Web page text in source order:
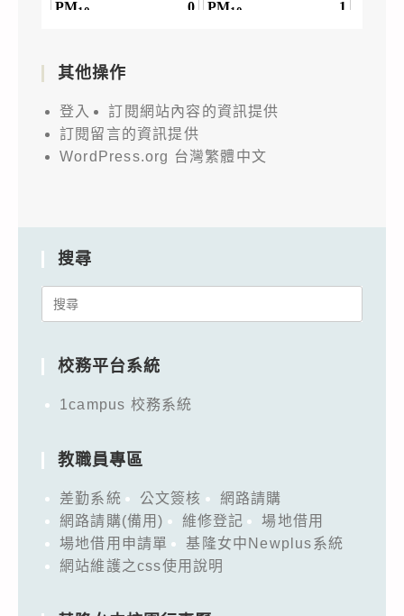
網
址
變
更
程，
說
請
照。
其他操作
登入
訂閱網站內容的資訊提供
訂閱留言的資訊提供
WordPress.org 台灣繁體中文
搜尋
Search
校務平台系統
1campus 校務系統
教職員專區
差勤系統 公文簽核
網路請購
網路請購(備用)
維修登記
場地借用
場地借用申請單
基隆女中Newplus系統
網站維護之css使用說明